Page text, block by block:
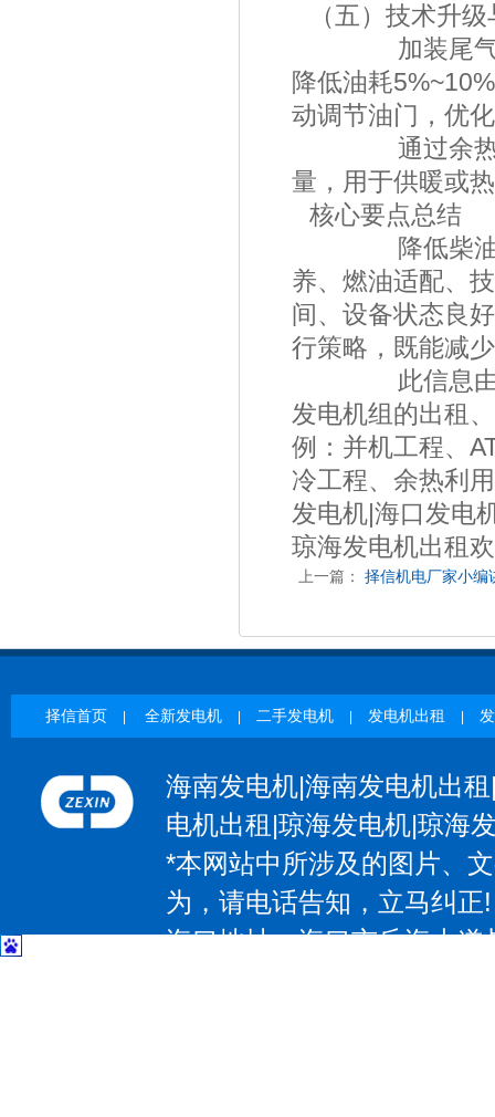
（五）技术升
加装尾气涡轮
降低油耗
动调节油门，
通过余热锅炉
量，用于供暖或
核心要点总
降低柴油发电
养、燃油适配、
间、设备状态良
行策略，既能减
此信息由海南
发电机组的出租
例：并机工程、
冷工程、余热利
发电机|海口发电
琼海发电机出租
上一篇： 择信机电厂家小编
择信首页 全新发电机 二手发电机 发电机出租
海南发电机|海南发电机出
电机出租|琼海发电机|琼海
*本网站中所涉及的图片、
为，请电话告知，立马纠
海口地址：海口市丘海大